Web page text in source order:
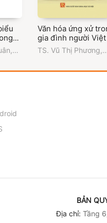
,
Văn hóa ứng xử
gia đình người
Sóc Trăng
TS. Vũ Thị Phương,
hóa Thành phố Hồ
BẢN
Địa chỉ: Tầng